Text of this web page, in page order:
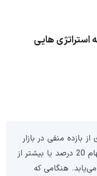
استراتژی هایی
بازده منفی در بازار
تعریف می‌شود که در آن قیمت سهام 20 درصد یا بیشتر از
هنگامی که